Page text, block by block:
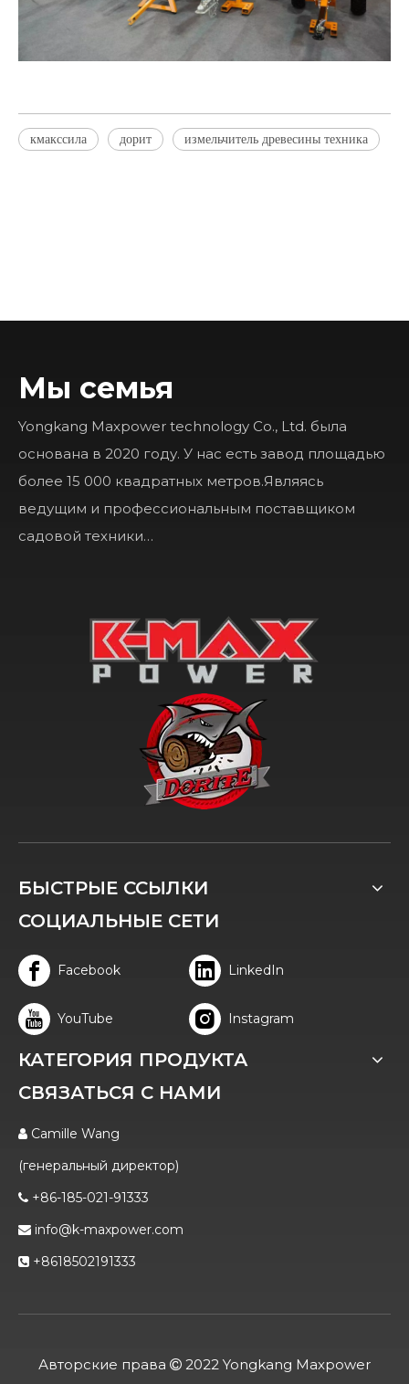
кмакссила дорит измельчитель древесины техника
Мы семья
Yongkang Maxpower technology Co., Ltd. была
основана в 2020 году. У нас есть завод площадью
более 15 000 квадратных метров.Являясь
ведущим и профессиональным поставщиком
садовой техники…
БЫСТРЫЕ ССЫЛКИ
СОЦИАЛЬНЫЕ СЕТИ
Facebook LinkedIn
YouTube Instagram
КАТЕГОРИЯ ПРОДУКТА
СВЯЗАТЬСЯ С НАМИ
 Camille Wang
(генеральный директор)
 +86-185-021-91333
 info@k-maxpower.com
 +8618502191333
Авторские права  2022 Yongkang Maxpower